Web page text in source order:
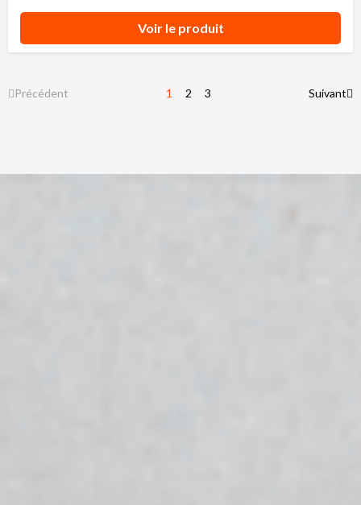
Voir le produit
Précédent 1 2 3 Suivant